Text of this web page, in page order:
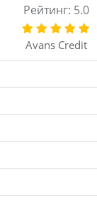
Рейтинг: 5.0
Avans Credit